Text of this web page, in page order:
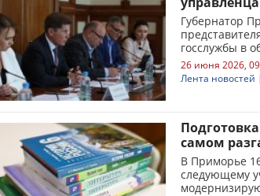
Губернатор
госслужбы в
26 июня 2026,
Лента новостей |
самом
В Приморье
следующему